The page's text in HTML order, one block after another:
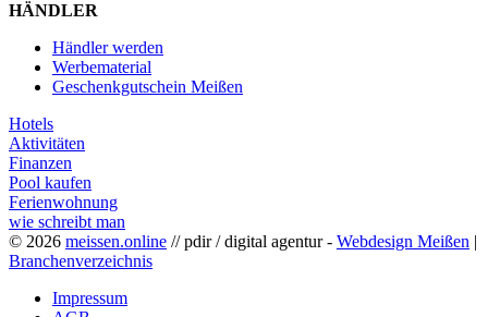
HÄNDLER
Händler werden
Werbematerial
Geschenkgutschein Meißen
Hotels
Aktivitäten
Finanzen
Pool kaufen
Ferienwohnung
wie schreibt man
© 2026 meissen.online // pdir / digital agentur - Webdesign Meißen |
Branchenverzeichnis
Impressum